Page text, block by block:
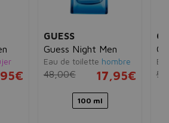
GUESS
Guess Night Men
Eau de toilette hombre
48,00€ 17,95€
100 ml